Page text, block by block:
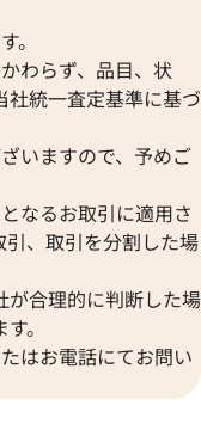
。
わらず、品目、状
統一査定基準に基づ
いますので、予めご
なるお取引に適用さ
、取引を分割した場
が合理的に判断した場
。
はお電話にてお問い